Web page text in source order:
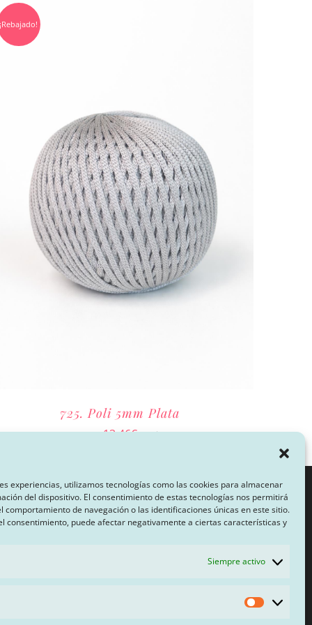
experiencias, utilizamos tecnologías como las cookies para almacenar
del dispositivo. El consentimiento de estas tecnologías nos permitirá
comportamiento de navegación o las identificaciones únicas en este sitio.
consentimiento, puede afectar negativamente a ciertas características y
Siempre activo
¡Rebajado!
725. Poli 5mm Plata
14,95€ El
original
era:
14,95€.
13,46€El
actual
es:
13,46€.
IVA inc.
DE PRIVACIDAD